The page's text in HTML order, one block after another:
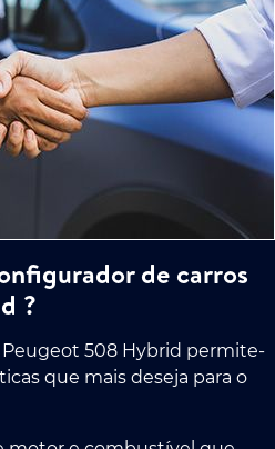
de carros
?
508 Hybrid permite-
que mais deseja para o